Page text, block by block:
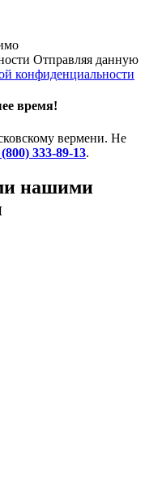
Отправляя данную
конфиденциальности
время!
вермени. Не
333-89-13.
нашими